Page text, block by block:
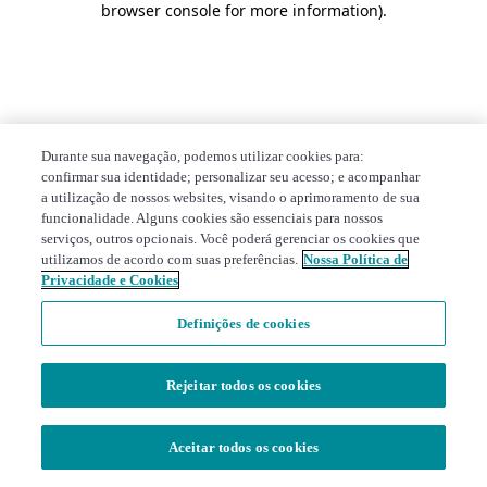
browser console for more information).
Durante sua navegação, podemos utilizar cookies para:
confirmar sua identidade; personalizar seu acesso; e acompanhar
a utilização de nossos websites, visando o aprimoramento de sua
funcionalidade. Alguns cookies são essenciais para nossos
serviços, outros opcionais. Você poderá gerenciar os cookies que
utilizamos de acordo com suas preferências. Nossa Política de
Privacidade e Cookies
Definições de cookies
Rejeitar todos os cookies
Aceitar todos os cookies